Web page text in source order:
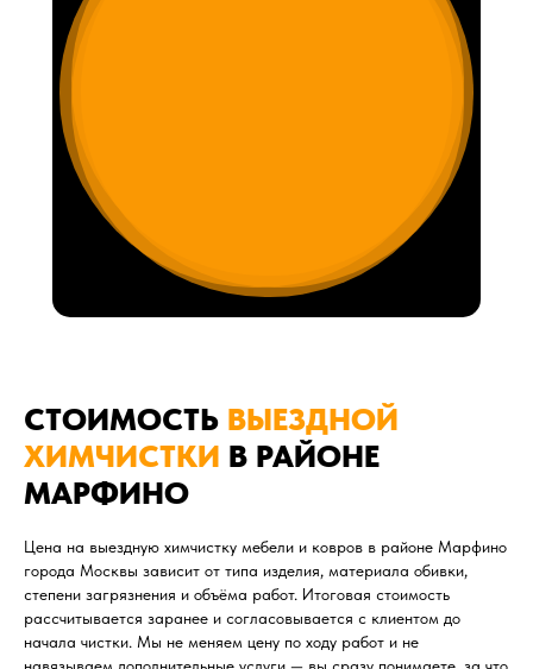
СТОИМОСТЬ ВЫЕЗДНОЙ
ХИМЧИСТКИ В РАЙОНЕ
МАРФИНО
Цена на выездную химчистку мебели и ковров в районе Марфино
города Москвы зависит от типа изделия, материала обивки,
степени загрязнения и объёма работ. Итоговая стоимость
рассчитывается заранее и согласовывается с клиентом до
начала чистки. Мы не меняем цену по ходу работ и не